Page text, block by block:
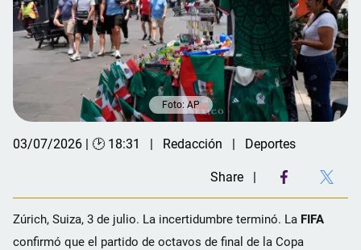
Foto: AP
03/07/2026 | 🕑 18:31 Redacción Deportes
Share
Zúrich, Suiza, 3 de julio. La incertidumbre terminó. La FIFA
confirmó que el partido de octavos de final de la Copa